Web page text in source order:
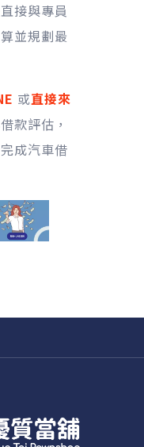
接與專員
並規劃最
或直接來
款評估，
成汽車借